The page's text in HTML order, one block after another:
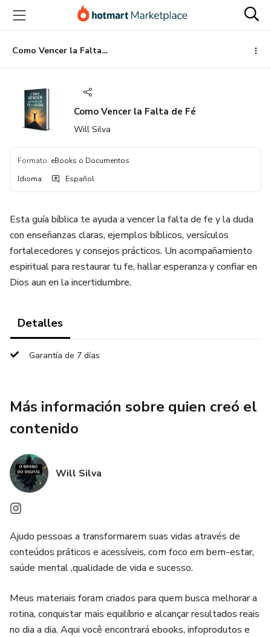
principal
página
de
página
Como Vencer la Falta de Fé
Como Vencer la Falta de Fé
Will Silva
Formato: eBooks o Documentos
Idioma: Español
Esta guía bíblica te ayuda a vencer la falta de fe y la duda
con enseñanzas claras, ejemplos bíblicos, versículos
fortalecedores y consejos prácticos. Un acompañamiento
espiritual para restaurar tu fe, hallar esperanza y confiar en
Dios aun en la incertidumbre.
Detalles
Garantía de 7 días
Más información sobre quien creó el
contenido
Will Silva
Ajudo pessoas a transformarem suas vidas através de
conteúdos práticos e acessíveis, com foco em bem-estar,
saúde mental ,qualidade de vida e sucesso.
Meus materiais foram criados para quem busca melhorar a
rotina, conquistar mais equilíbrio e alcançar resultados reais
no dia a dia. Aqui você encontrará ebooks, infoprodutos e